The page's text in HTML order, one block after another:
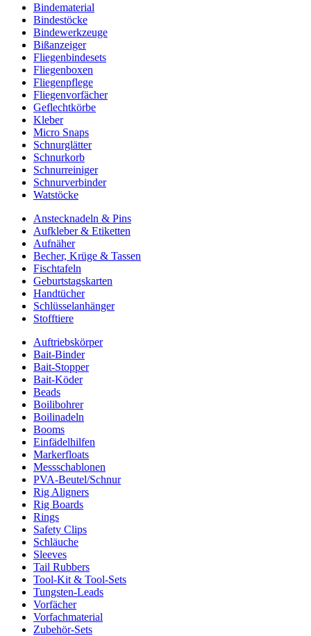
Bindematerial
Bindestöcke
Bindewerkzeuge
Bißanzeiger
Fliegenbindesets
Fliegenboxen
Fliegenpflege
Fliegenvorfächer
Geflechtkörbe
Kleber
Micro Snaps
Schnurglätter
Schnurkorb
Schnurreiniger
Schnurverbinder
Watstöcke
Anstecknadeln & Pins
Aufkleber & Etiketten
Aufnäher
Becher, Krüge & Tassen
Fischtafeln
Geburtstagskarten
Handtücher
Schlüsselanhänger
Stofftiere
Auftriebskörper
Bait-Binder
Bait-Stopper
Bait-Köder
Beads
Boilibohrer
Boilinadeln
Booms
Einfädelhilfen
Markerfloats
Messschablonen
PVA-Beutel/Schnur
Rig Aligners
Rig Boards
Rings
Safety Clips
Schläuche
Sleeves
Tail Rubbers
Tool-Kit & Tool-Sets
Tungsten-Leads
Vorfächer
Vorfachmaterial
Zubehör-Sets